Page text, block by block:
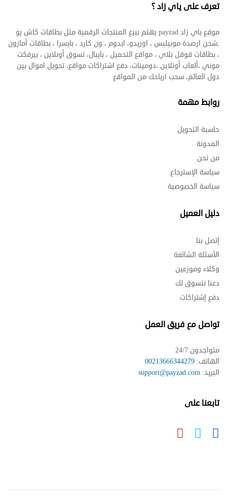
تعرف على ياي زاد ؟
موقع باي زاد payzad يهتم ببيع المنتجات الرقمية مثل بطاقات كاش يو
,شحن ارصدة موبيليس ، اوريدو، ايدوم ، ون كارد ، بايسرا ، بطاقات أمازون
، بطاقات قوقل بلاي ، مواقع التحميل ، بايبال، تسوق أونلاين ، بيرفكت
موني ،ألعاب أونلاين ،دومينات، دفع اشتراكات مواقع، تحويل اموال بين
دول العالم، سحب ارباحك من المواقع
روابط مهمة
حاسبة التحويل
المدونة
من نحن
سياسة الإسترجاع
سياسة الخصوصية
دليل العميل
إتصل بنا
الأسئلة الشائعة
وكلاء وموزعين
دعنا نتسوق لك
دفع إشتراكات
تواصل مع فريق العمل
متواجدون 24/7
الهاتف: 00213666344279
البريد: support@payzad.com
تابعنا على